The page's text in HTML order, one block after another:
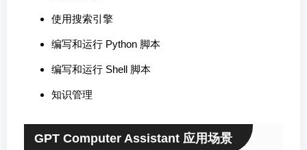
使用搜索引擎
编写和运行 Python 脚本
编写和运行 Shell 脚本
知识管理
GPT Computer Assistant 应用场景